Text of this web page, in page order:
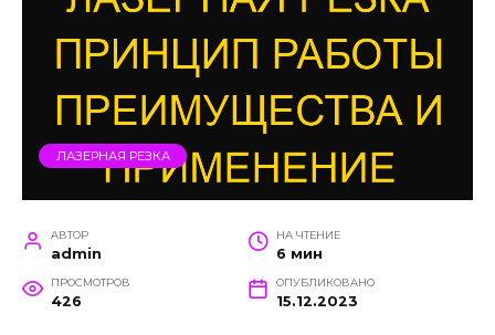
ЛАЗЕРНАЯ РЕЗКА
АВТОР
admin
НА ЧТЕНИЕ
6 мин
ПРОСМОТРОВ
426
ОПУБЛИКОВАНО
15.12.2023